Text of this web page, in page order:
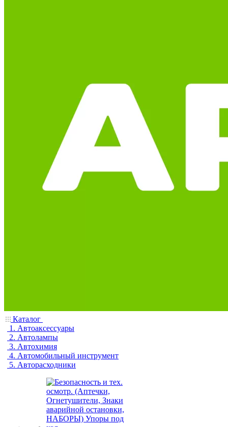
Каталог
1. Автоаксессуары
2. Автолампы
3. Автохимия
4. Автомобильный инструмент
5. Авторасходники